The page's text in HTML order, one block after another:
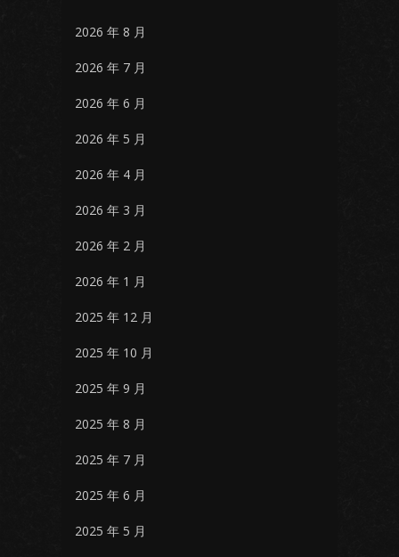
2026 年 8 月
2026 年 7 月
2026 年 6 月
2026 年 5 月
2026 年 4 月
2026 年 3 月
2026 年 2 月
2026 年 1 月
2025 年 12 月
2025 年 10 月
2025 年 9 月
2025 年 8 月
2025 年 7 月
2025 年 6 月
2025 年 5 月